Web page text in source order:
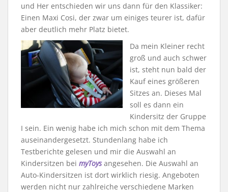
und Her entschieden wir uns dann für den Klassiker:
Einen Maxi Cosi, der zwar um einiges teurer ist, dafür
aber deutlich mehr Platz bietet.
Da mein Kleiner recht
groß und auch schwer
ist, steht nun bald der
Kauf eines größeren
Sitzes an. Dieses Mal
soll es dann ein
Kindersitz der Gruppe
I sein. Ein wenig habe ich mich schon mit dem Thema
auseinandergesetzt. Stundenlang habe ich
Testberichte gelesen und mir die Auswahl an
Kindersitzen bei myToysangesehen. Die Auswahl an
Auto-Kindersitzen ist dort wirklich riesig. Angeboten
werden nicht nur zahlreiche verschiedene Marken